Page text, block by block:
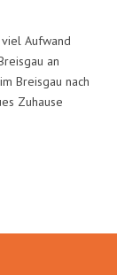
Aufwand
an
Breisgau nach
Zuhause